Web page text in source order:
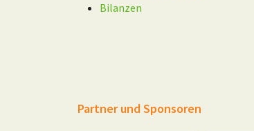
Bilanzen
Partner und Sponsoren